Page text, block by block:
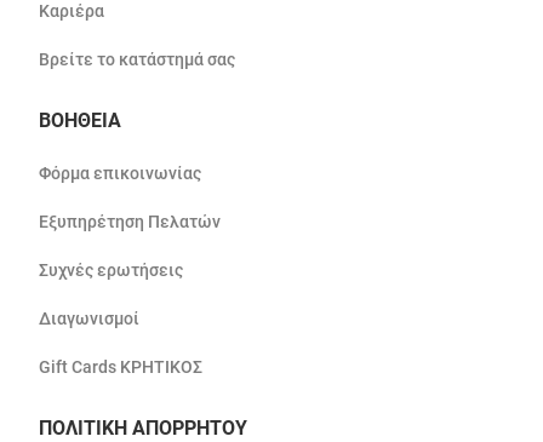
Καριέρα
Βρείτε το κατάστημά σας
ΒΟΗΘΕΙΑ
Φόρμα επικοινωνίας
Εξυπηρέτηση Πελατών
Συχνές ερωτήσεις
Διαγωνισμοί
Gift Cards ΚΡΗΤΙΚΟΣ
ΠΟΛΙΤΙΚΗ ΑΠΟΡΡΗΤΟΥ